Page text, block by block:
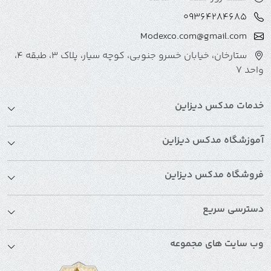
رندرهای حرفه‌ای و پشتیبانی از فرآیندهای سفارشی، مدکس دیزاین
بهترین انتخاب برای حضور حرفه‌ای در دنیای مد و فشن دیجیتال
است.
09364284685
Modexco.com@gmail.com
ستارخان، خیابان خسرو جنوبی، کوچه سیار، پلاک 3، طبقه 4،
واحد 7
خدمات مدکس دیزاین
آموزشگاه مدکس دیزاین
فروشگاه مدکس دیزاین
دسترسی سریع
وب سایت های مجموعه